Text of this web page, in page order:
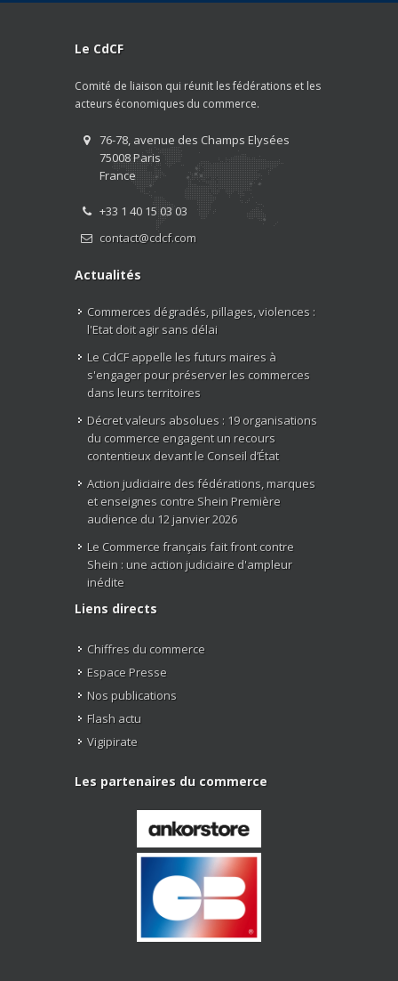
Le CdCF
Comité de liaison qui réunit les fédérations et les
acteurs économiques du commerce.
76-78, avenue des Champs Elysées
75008 Paris
France
+33 1 40 15 03 03
contact@cdcf.com
Actualités
Commerces dégradés, pillages, violences :
l'Etat doit agir sans délai
Le CdCF appelle les futurs maires à
s'engager pour préserver les commerces
dans leurs territoires
Décret valeurs absolues : 19 organisations
du commerce engagent un recours
contentieux devant le Conseil d’État
Action judiciaire des fédérations, marques
et enseignes contre Shein Première
audience du 12 janvier 2026
Le Commerce français fait front contre
Shein : une action judiciaire d'ampleur
inédite
Liens directs
Chiffres du commerce
Espace Presse
Nos publications
Flash actu
Vigipirate
Les partenaires du commerce